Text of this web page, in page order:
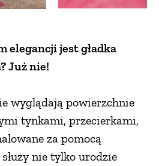
elegancji jest gładka
Już nie!
wyglądają powierzchnie
tynkami, przecierkami,
za pomocą
nie tylko urodzie
DOMOWE
W NATURZE
GRZYBY